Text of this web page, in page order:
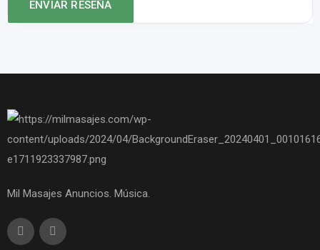
Mil Masajes Anuncios. Música.